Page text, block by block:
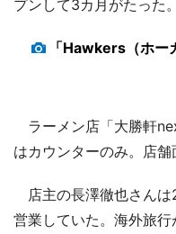
プンして3カ月がたった。
「Hawkers（ホー
ラーメン店「大勝軒
はカウンターのみ。店舗
店主の長澤徹也さんは
営業していた。海外旅